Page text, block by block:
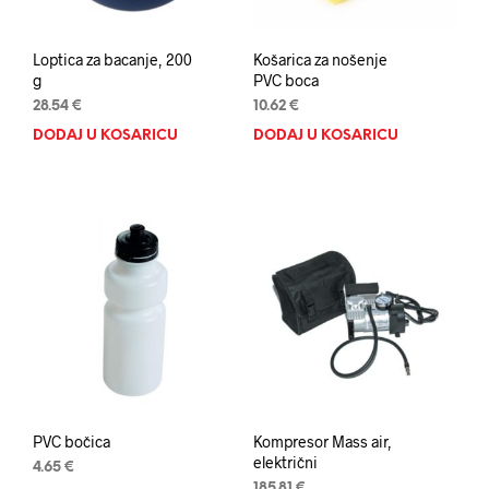
Loptica za bacanje, 200
g
28.54 €
DODAJ U KOŠARICU
Košarica za nošenje
PVC boca
10.62 €
DODAJ U KOŠARICU
PVC bočica
4.65 €
Kompresor Mass air,
električni